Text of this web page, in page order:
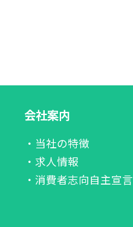
会社案内
・当社の特徴
・求人情報
・消費者志向自主宣言